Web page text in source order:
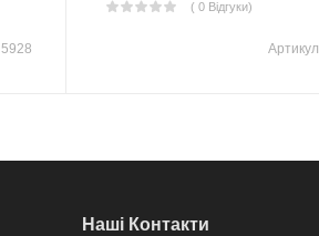
5928
( 0 Відгуки)
Наші Контакти